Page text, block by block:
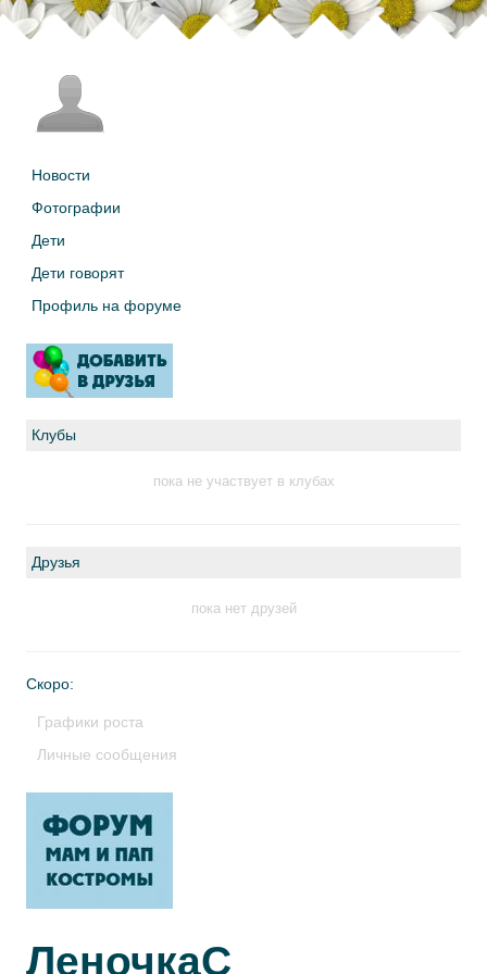
Новости
Фотографии
Дети
Дети говорят
Профиль на форуме
Клубы
пока не участвует в клубах
Друзья
пока нет друзей
Скоро:
Графики роста
Личные сообщения
ЛеночкаС